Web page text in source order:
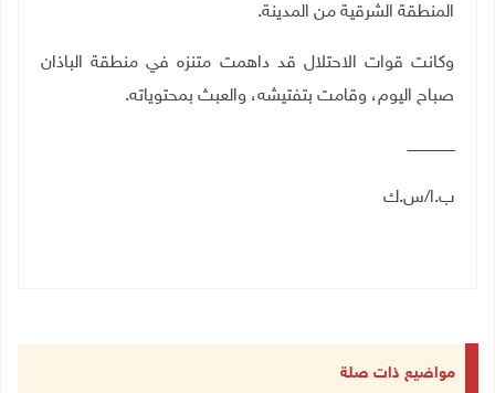
المنطقة الشرقية من المدينة.
وكانت قوات الاحتلال قد داهمت متنزه في منطقة الباذان
صباح اليوم، وقامت بتفتيشه، والعبث بمحتوياته.
ـــــــــــــــــــــ
ب.ا/س.ك
مواضيع ذات صلة